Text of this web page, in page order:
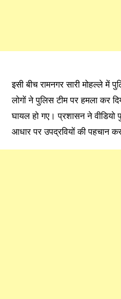
इसी बीच रामनगर सारी मोहल्ले में
लोगों ने पुलिस टीम पर हमला कर
घायल हो गए। प्रशासन ने
आधार पर उपद्रवियों की पहचान कर